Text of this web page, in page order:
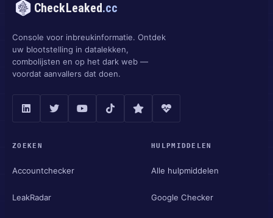
CheckLeaked.cc
Console voor inbreukinformatie. Ontdek
uw blootstelling in datalekken,
combolijsten en op het dark web —
voordat aanvallers dat doen.
ZOEKEN
Accountchecker
LeakRadar
HULPMIDDELEN
Alle hulpmiddelen
Google Checker